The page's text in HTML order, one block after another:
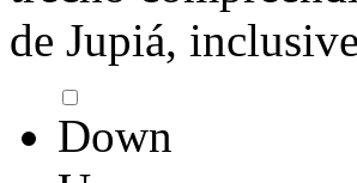
de Jupiá,
Down